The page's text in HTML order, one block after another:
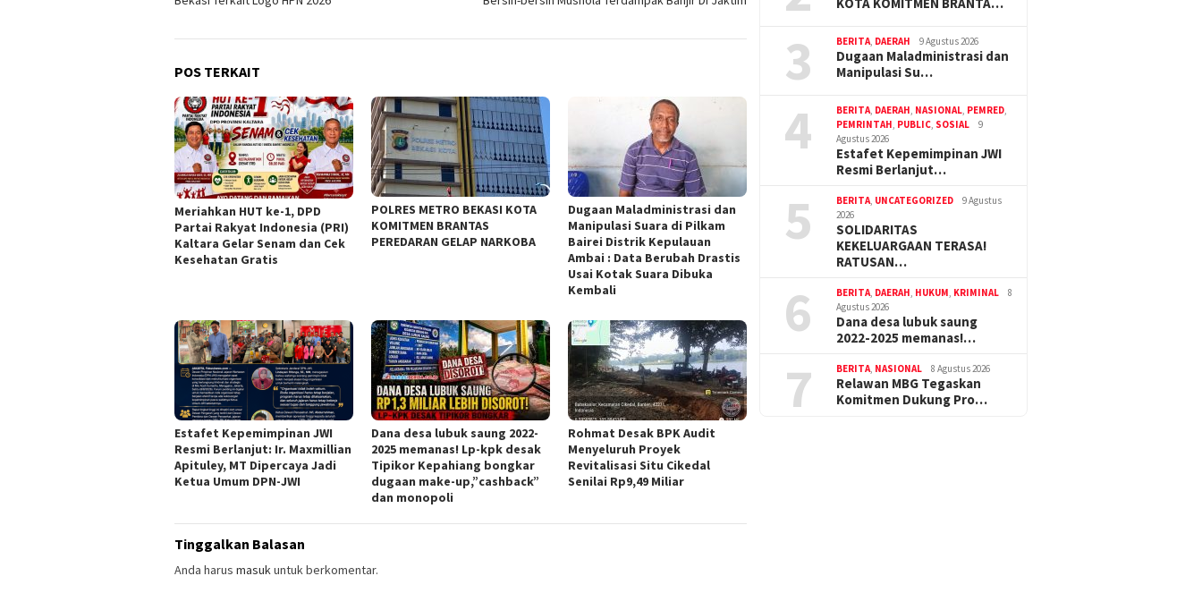
POS TERKAIT
Meriahkan HUT ke-1, DPD
Partai Rakyat Indonesia (PRI)
Kaltara Gelar Senam dan Cek
Kesehatan Gratis
POLRES METRO BEKASI KOTA
KOMITMEN BRANTAS
PEREDARAN GELAP NARKOBA
Dugaan Maladministrasi dan
Manipulasi Suara di Pilkam
Bairei Distrik Kepulauan
Ambai : Data Berubah Drastis
Usai Kotak Suara Dibuka
Kembali
Estafet Kepemimpinan JWI
Resmi Berlanjut: Ir. Maxmillian
Apituley, MT Dipercaya Jadi
Ketua Umum DPN-JWI
Dana desa lubuk saung 2022-
2025 memanas! Lp-kpk desak
Tipikor Kepahiang bongkar
dugaan make-up,”cashback”
dan monopoli
Rohmat Desak BPK Audit
Menyeluruh Proyek
Revitalisasi Situ Cikedal
Senilai Rp9,49 Miliar
Tinggalkan Balasan
Anda harus masukuntuk berkomentar.
KOTA KOMITMEN BRANTA…
3 BERITA, DAERAH 9 Agustus 2026
Dugaan Maladministrasi dan
Manipulasi Su…
4 BERITA, DAERAH, NASIONAL, PEMRED,
PEMRINTAH, PUBLIC, SOSIAL
9
Agustus 2026
Estafet Kepemimpinan JWI
Resmi Berlanjut…
5 BERITA, UNCATEGORIZED
9 Agustus
2026
SOLIDARITAS
KEKELUARGAAN TERASA!
RATUSAN…
6 BERITA, DAERAH, HUKUM, KRIMINAL
8
Agustus 2026
Dana desa lubuk saung
2022-2025 memanas!…
7 BERITA, NASIONAL 8 Agustus 2026
Relawan MBG Tegaskan
Komitmen Dukung Pro…